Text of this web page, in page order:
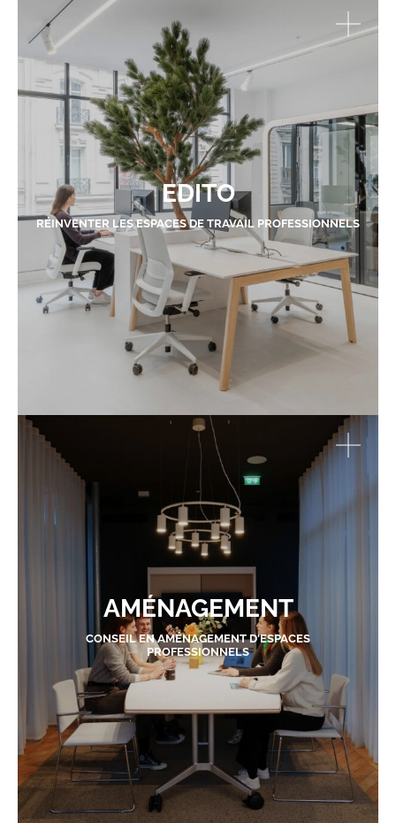
EDITO
RÉINVENTER LES ESPACES DE TRAVAIL PROFESSIONNELS
AMÉNAGEMENT
CONSEIL EN AMÉNAGEMENT D'ESPACES
PROFESSIONNELS